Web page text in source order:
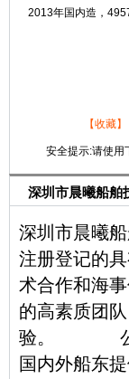
2013年国内造，
【收藏】
安全提示:请使用
深圳市晨曦船舶
深圳市晨曦
注册登记的
术合作和海
的高素质团
验。 公司
国内外船东